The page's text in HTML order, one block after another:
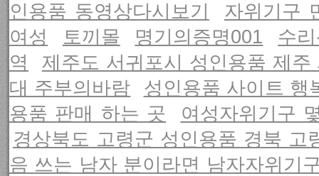
인용품 동영상다시보기
자위기구
여성
토끼몰 명기의증명001
수
역
제주도 서귀포시 성인용품 제주
대 주부의바람
성인용품 사이트 행
용품 판매 하는 곳
여성자위기구
경상북도 고령군 성인용품 경북 고
음 쓰는 남자 분이라면 남자자위기